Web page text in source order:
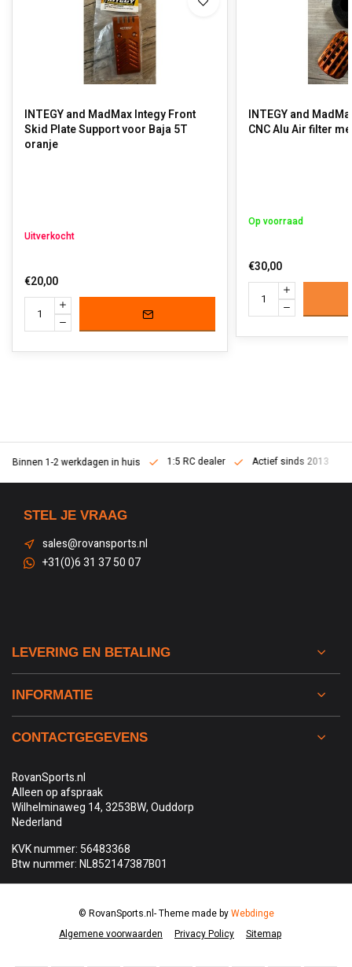
INTEGY and MadMax Integy Front
Skid Plate Support voor Baja 5T
oranje
Uitverkocht
€20,00
INTEGY and
CNC Alu Air filter
Op voorraad
€30,00
Binnen 1-2 werkdagen in huis 1:5 RC dealer Actief sinds 2013
STEL JE VRAAG
sales@rovansports.nl
+31(0)6 31 37 50 07
LEVERING EN BETALING
INFORMATIE
CONTACTGEGEVENS
RovanSports.nl
Alleen op afspraak
Wilhelminaweg 14, 3253BW, Ouddorp
Nederland
KVK nummer: 56483368
Btw nummer: NL852147387B01
Algemene voorwaarden Privacy Policy Sitemap
© RovanSports.nl- Theme made byWebdinge